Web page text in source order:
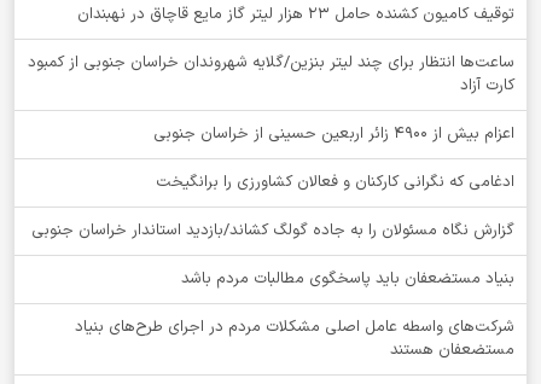
توقيف کامیون کشنده حامل 23 هزار لیتر گاز مایع قاچاق در نهبندان
ساعت‌ها انتظار برای چند لیتر بنزین/گلایه شهروندان خراسان جنوبی از کمبود
کارت آزاد
اعزام بیش از 4900 زائر اربعین حسینی از خراسان جنوبی
ادغامی که نگرانی کارکنان و فعالان کشاورزی را برانگیخت
گزارش نگاه مسئولان را به جاده گولگ کشاند/بازدید استاندار خراسان جنوبی
بنیاد مستضعفان باید پاسخگوی مطالبات مردم باشد
شرکت‌های واسطه عامل اصلی مشکلات مردم در اجرای طرح‌های بنیاد
مستضعفان هستند